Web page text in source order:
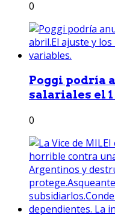
0
Poggi podría
salariales el
0